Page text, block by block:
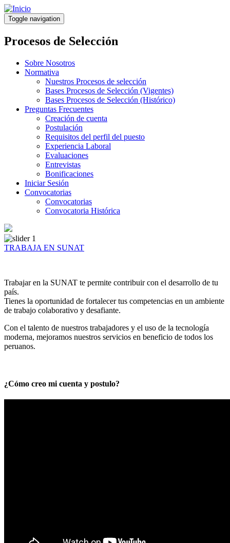
Pasar
al
contenido
principal
Toggle navigation
Procesos de Selección
Sobre Nosotros
Normativa
Nuestros Procesos de selección
Bases Procesos de Selección (Vigentes)
Bases Procesos de Selección (Histórico)
Preguntas Frecuentes
Creación de cuenta
Postulación
Requisitos del perfil del puesto
Experiencia Laboral
Evaluaciones
Entrevistas
Bonificaciones
Iniciar Sesión
Convocatorias
Convocatorias
Convocatoria Histórica
TRABAJA EN SUNAT
Trabajar en la SUNAT te permite contribuir con el desarrollo de tu
país.
Tienes la oportunidad de fortalecer tus competencias en un ambiente
de trabajo colaborativo y desafiante.
Con el talento de nuestros trabajadores y el uso de la tecnología
moderna, mejoramos nuestros servicios en beneficio de todos los
peruanos.
¿Cómo creo mi cuenta y postulo?